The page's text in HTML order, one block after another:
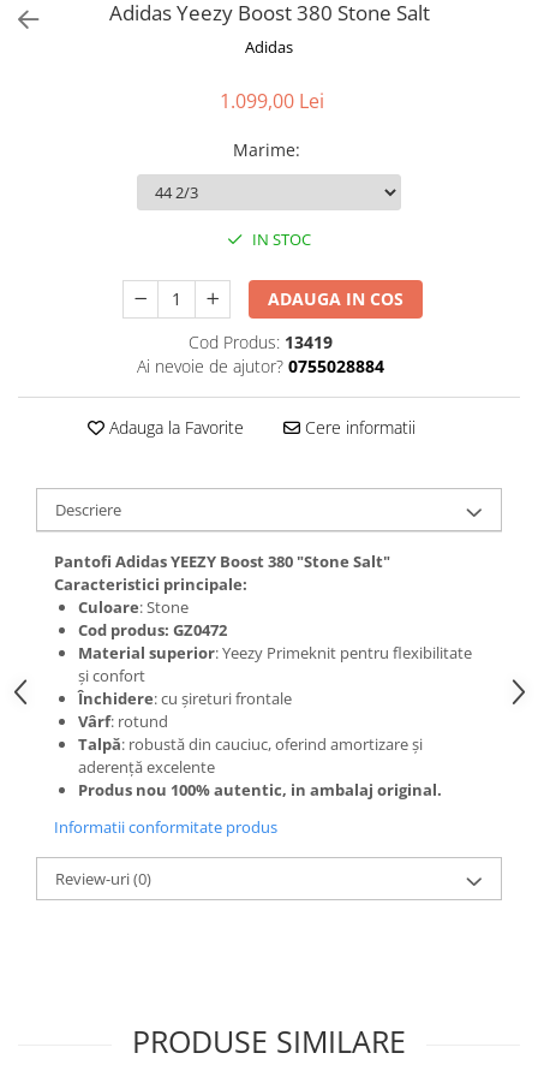
Adidas Yeezy Boost 380 Stone Salt
Adidas
1.099,00 Lei
Marime:
IN STOC
ADAUGA IN COS
Cod Produs: 13419
Ai nevoie de ajutor? 0755028884
Adauga la Favorite Cere informatii
Descriere
Pantofi Adidas YEEZY Boost 380 "Stone Salt"
Caracteristici principale:
Culoare: Stone
Cod produs: GZ0472
Material superior: Yeezy Primeknit pentru flexibilitate
și confort
Închidere: cu șireturi frontale
Vârf: rotund
Talpă: robustă din cauciuc, oferind amortizare și
aderență excelente
Produs nou 100% autentic, in ambalaj original.
Informatii conformitate produs
Review-uri(0)
PRODUSE SIMILARE